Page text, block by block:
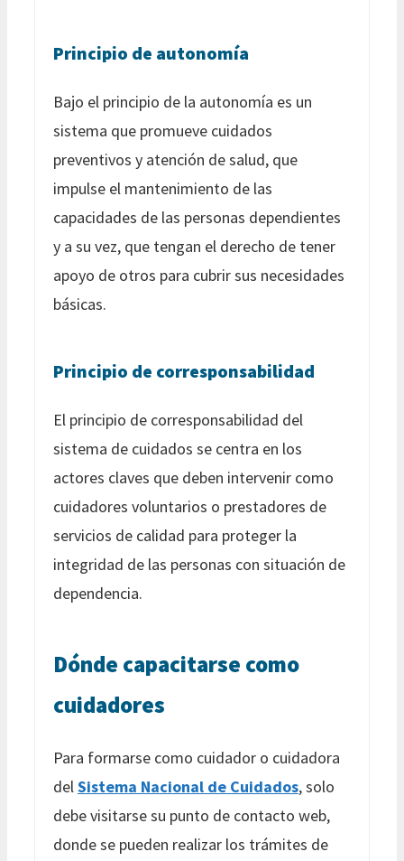
Principio de autonomía
Bajo el principio de la autonomía es un
sistema que promueve cuidados
preventivos y atención de salud, que
impulse el mantenimiento de las
capacidades de las personas dependientes
y a su vez, que tengan el derecho de tener
apoyo de otros para cubrir sus necesidades
básicas.
Principio de corresponsabilidad
El principio de corresponsabilidad del
sistema de cuidados se centra en los
actores claves que deben intervenir como
cuidadores voluntarios o prestadores de
servicios de calidad para proteger la
integridad de las personas con situación de
dependencia.
Dónde capacitarse como
cuidadores
Para formarse como cuidador o cuidadora
delSistema Nacional de Cuidados, solo
debe visitarse su punto de contacto web,
donde se pueden realizar los trámites de